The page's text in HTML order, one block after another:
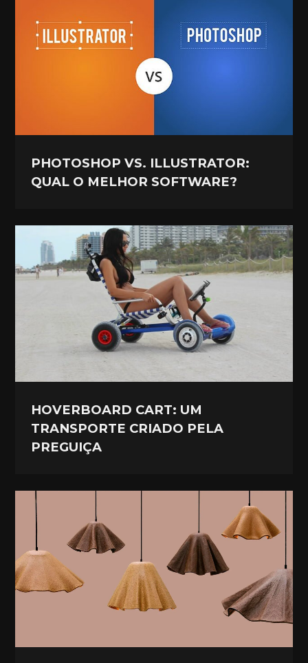
PHOTOSHOP VS. ILLUSTRATOR:
QUAL O MELHOR SOFTWARE?
HOVERBOARD CART: UM
TRANSPORTE CRIADO PELA
PREGUIÇA